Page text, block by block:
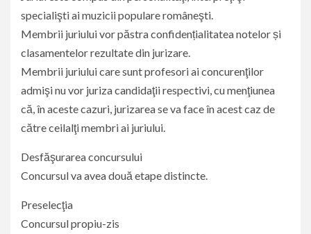
specialişti ai muzicii populare româneşti.
Membrii juriului vor păstra confidențialitatea notelor și
clasamentelor rezultate din jurizare.
Membrii juriului care sunt profesori ai concurenţilor
admişi nu vor juriza candidaţii respectivi, cu menţiunea
că, în aceste cazuri, jurizarea se va face în acest caz de
către ceilalţi membri ai juriului.
Desfăşurarea concursului
Concursul va avea două etape distincte.
Preselecţia
Concursul propiu-zis